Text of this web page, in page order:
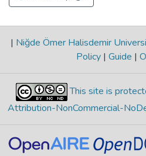
| Niğde Ömer Halisdemir
Policy | Guide |
This site is
Attribution-NonCommercial-